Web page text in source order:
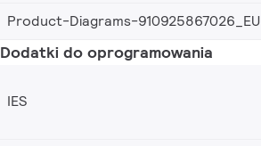
Product-Diagrams-910925867026_EU
Dodatki do oprogramowania
IES